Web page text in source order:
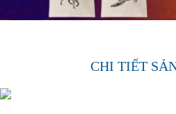
CHI TIẾT